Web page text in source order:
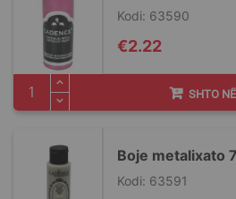
Kodi: 63590
€2.22
SHTO
Boje metalixato
Kodi: 63591